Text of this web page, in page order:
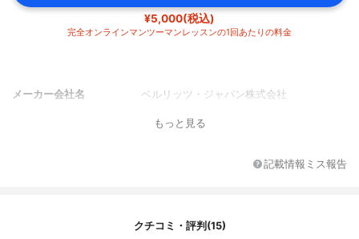
¥5,000(税込)
完全オンラインマンツーマンレッスンの1回あたりの料金
メーカー会社名 ベルリッツ・ジャパン株式会社
もっと見る
記載情報ミス報告
クチコミ・評判(15)